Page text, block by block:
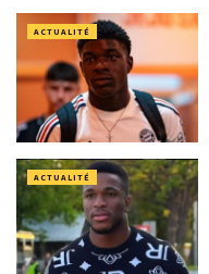
ACTUALITÉ
ACTUALITÉ